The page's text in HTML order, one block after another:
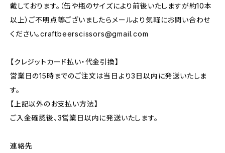
戴しております。（缶や瓶のサイズにより前後いたしますが約10本
以上）ご不明点等ございましたらメールより気軽にお問い合わせ
ください。craftbeerscissors@gmail.com
【クレジットカード払い・代金引換】
営業日の15時までのご注文は当日より3日以内に発送いたしま
す。
【上記以外のお支払い方法】
ご入金確認後、3営業日以内に発送いたします。
連絡先